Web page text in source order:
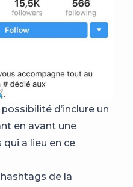
d’inclure un
en avant une
a lieu en ce
de la